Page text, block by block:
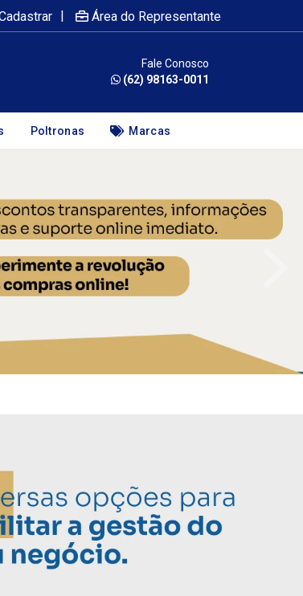
| Área do Representante
Fale Conosco
(62) 98163-0011
Poltronas Marcas